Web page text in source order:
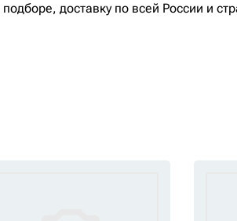
доставку по всей России и